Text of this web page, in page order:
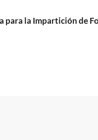
para la Impartición de